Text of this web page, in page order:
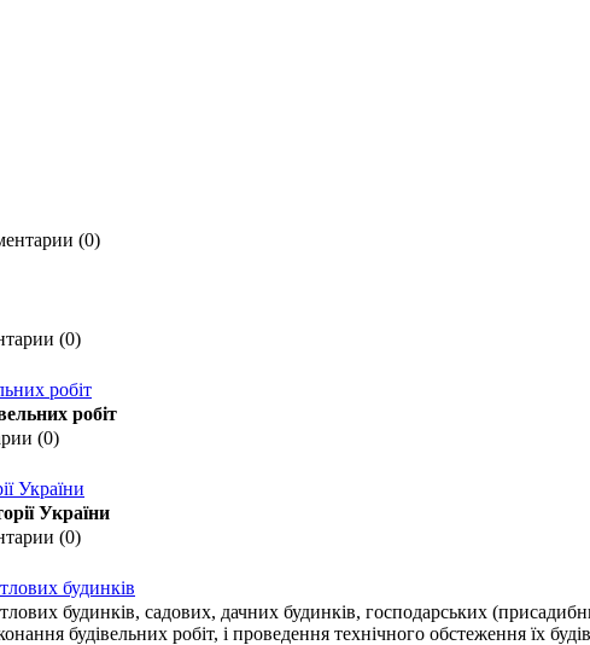
(0)
(0)
робіт
робіт
(0)
України
України
(0)
будинків
будинків, садових, дачних будинків, господарських
будівельних робіт, і проведення технічного обстеження їх